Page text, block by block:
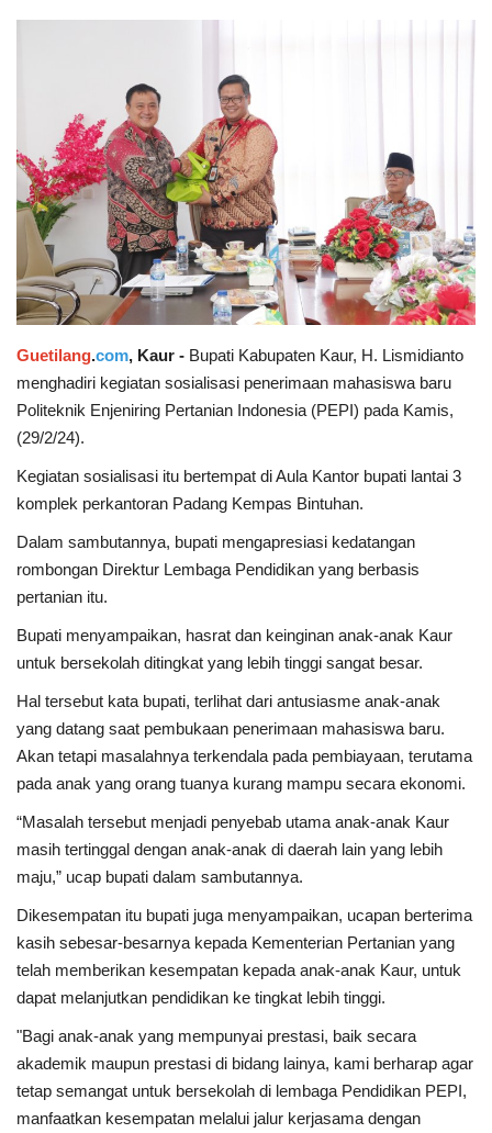
Cybers Event
UMKM & Ekonomi Kreatif
Pekerja Migran Indonesia
Ekonomi
Pendidikan
Informasi Journalism
Olahraga
Kesehatan
Layanan Publik
Perempuan/Anak
Guetilang.com, Kaur - Bupati Kabupaten Kaur, H. Lismidianto
menghadiri kegiatan sosialisasi penerimaan mahasiswa baru
Politeknik Enjeniring Pertanian Indonesia (PEPI) pada Kamis,
(29/2/24).
Kegiatan sosialisasi itu bertempat di Aula Kantor bupati lantai 3
komplek perkantoran Padang Kempas Bintuhan.
Dalam sambutannya, bupati mengapresiasi kedatangan
rombongan Direktur Lembaga Pendidikan yang berbasis
pertanian itu.
Bupati menyampaikan, hasrat dan keinginan anak-anak Kaur
untuk bersekolah ditingkat yang lebih tinggi sangat besar.
Hal tersebut kata bupati, terlihat dari antusiasme anak-anak
yang datang saat pembukaan penerimaan mahasiswa baru.
Akan tetapi masalahnya terkendala pada pembiayaan, terutama
pada anak yang orang tuanya kurang mampu secara ekonomi.
“Masalah tersebut menjadi penyebab utama anak-anak Kaur
masih tertinggal dengan anak-anak di daerah lain yang lebih
maju,” ucap bupati dalam sambutannya.
Dikesempatan itu bupati juga menyampaikan, ucapan berterima
kasih sebesar-besarnya kepada Kementerian Pertanian yang
telah memberikan kesempatan kepada anak-anak Kaur, untuk
dapat melanjutkan pendidikan ke tingkat lebih tinggi.
"Bagi anak-anak yang mempunyai prestasi, baik secara
akademik maupun prestasi di bidang lainya, kami berharap agar
tetap semangat untuk bersekolah di lembaga Pendidikan PEPI,
manfaatkan kesempatan melalui jalur kerjasama dengan